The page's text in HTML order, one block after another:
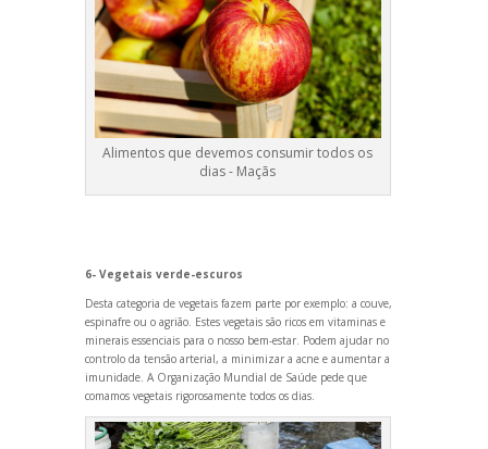
Alimentos que devemos consumir todos os
dias - Maçãs
6- Vegetais verde-escuros
Desta categoria de vegetais fazem parte por exemplo: a couve,
espinafre ou o agrião. Estes vegetais são ricos em vitaminas e
minerais essenciais para o nosso bem-estar. Podem ajudar no
controlo da tensão arterial, a minimizar a acne e aumentar a
imunidade. A Organização Mundial de Saúde pede que
comamos vegetais rigorosamente todos os dias.